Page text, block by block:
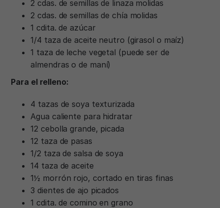
2 cdas. de semillas de linaza molidas
2 cdas. de semillas de chía molidas
1 cdita. de azúcar
1/4 taza de aceite neutro (girasol o maíz)
1 taza de leche vegetal (puede ser de
almendras o de maní)
Para el relleno:
4 tazas de soya texturizada
Agua caliente para hidratar
12 cebolla grande, picada
12 taza de pasas
1/2 taza de salsa de soya
14 taza de aceite
1½ morrón rojo, cortado en tiras finas
3 dientes de ajo picados
1 cdita. de comino en grano